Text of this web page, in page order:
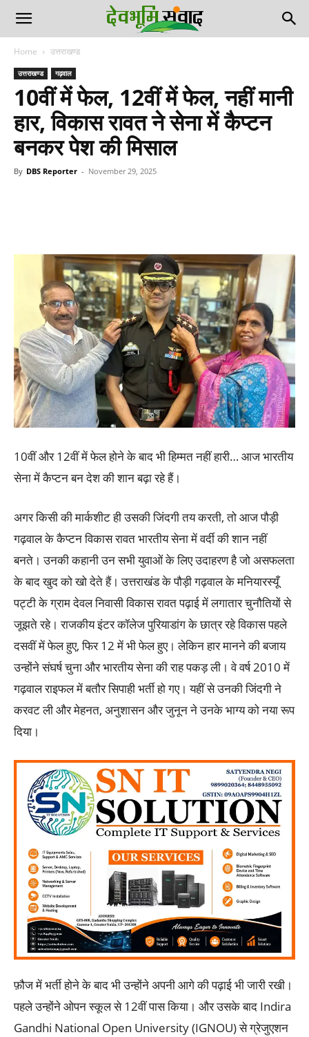
Home उत्तराखण्ड
उत्तराखण्ड गढ़वाल
10वीं में फेल, 12वीं में फेल, नहीं मानी
हार, विकास रावत ने सेना में कैप्टन
बनकर पेश की मिसाल
By DBS Reporter - November 29, 2025
10वीं और 12वीं में फेल होने के बाद भी हिम्मत नहीं हारी… आज भारतीय
सेना में कैप्टन बन देश की शान बढ़ा रहे हैं।
अगर किसी की मार्कशीट ही उसकी जिंदगी तय करती, तो आज पौड़ी
गढ़वाल के कैप्टन विकास रावत भारतीय सेना में वर्दी की शान नहीं
बनते। उनकी कहानी उन सभी युवाओं के लिए उदाहरण है जो असफलता
के बाद खुद को खो देते हैं। उत्तराखंड के पौड़ी गढ़वाल के मनियारस्यूँ
पट्टी के ग्राम देवल निवासी विकास रावत पढ़ाई में लगातार चुनौतियों से
जूझते रहे। राजकीय इंटर कॉलेज पुरियाडांग के छात्र रहे विकास पहले
दसवीं में फेल हुए, फिर 12 में भी फेल हुए। लेकिन हार मानने की बजाय
उन्होंने संघर्ष चुना और भारतीय सेना की राह पकड़ ली। वे वर्ष 2010 में
गढ़वाल राइफल में बतौर सिपाही भर्ती हो गए। यहीं से उनकी जिंदगी ने
करवट ली और मेहनत, अनुशासन और जुनून ने उनके भाग्य को नया रूप
दिया।
फ़ौज में भर्ती होने के बाद भी उन्होंने अपनी आगे की पढ़ाई भी जारी रखी।
पहले उन्होंने ओपन स्कूल से 12वीं पास किया। और उसके बाद Indira
Gandhi National Open University (IGNOU) से ग्रेजुएशन